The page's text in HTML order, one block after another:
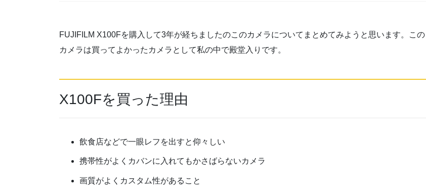
FUJIFILM X100Fを購入して3年が経ちましたのこのカメラについてまとめてみようと思います。この
カメラは買ってよかったカメラとして私の中で殿堂入りです。
X100Fを買った理由
飲食店などで一眼レフを出すと仰々しい
携帯性がよくカバンに入れてもかさばらないカメラ
画質がよくカスタム性があること